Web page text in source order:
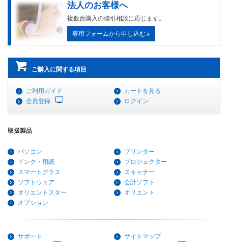
法人のお客様へ
複数台購入の値引相談に応じます。
専用フォームから申し込む
ご購入に関する項目
ご利用ガイド
カートを見る
会員登録
ログイン
取扱製品
パソコン
プリンター
インク・用紙
プロジェクター
スマートグラス
スキャナー
ソフトウェア
会計ソフト
オリエントスター
オリエント
オプション
サポート サイトマップ